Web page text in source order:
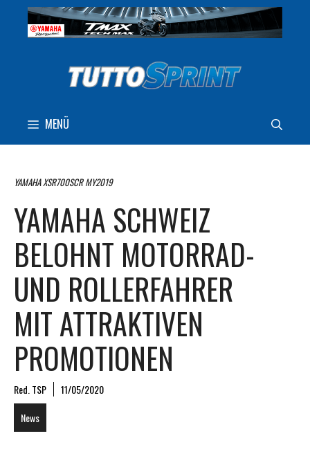
springen
MENÜ
YAMAHA SCHWEIZ
BELOHNT MOTORRAD-
UND ROLLERFAHRER
MIT ATTRAKTIVEN
PROMOTIONEN
Red. TSP
11/05/2020
News
YAMAHA XSR700SCR MY2019